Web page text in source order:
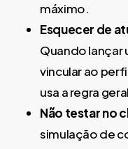
máximo.
Esquecer de
Quando lançar
vincular ao
usa a regra
Não testar no
simulação de